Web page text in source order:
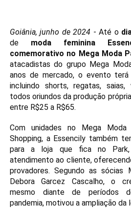
Goiânia, junho de 2024 - Até o
de moda feminina
comemorativo no Mega Moda
atacadistas do grupo Mega
anos de mercado, o evento
incluindo shorts, regatas,
todos oriundos da produção
entre R$25 a R$65.
Com unidades no Mega
Shopping, a Essencily também
para a loja que fica no Park,
atendimento ao cliente,
provadores. Segundo as sócias
Debora Garcez Cascalho, o
mesmo diante de períodos
pandemia, motivou a ampliação da